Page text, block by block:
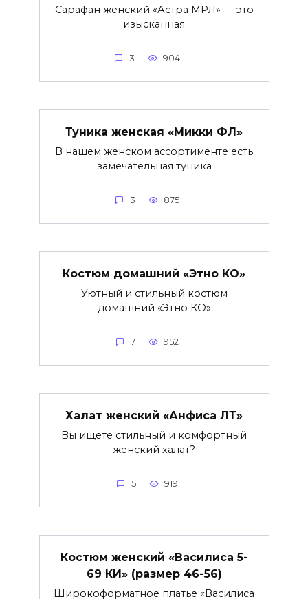
Сарафан женский «Астра МРЛ» — это
изысканная
3 904
Туника женская «Микки ФЛ»
В нашем женском ассортименте есть
замечательная туника
3 875
Костюм домашний «Этно КО»
Уютный и стильный костюм
домашний «Этно КО»
7 952
Халат женский «Анфиса ЛТ»
Вы ищете стильный и комфортный
женский халат?
5 919
Костюм женский «Василиса 5-
69 КИ» (размер 46-56)
Широкоформатное платье «Василиса